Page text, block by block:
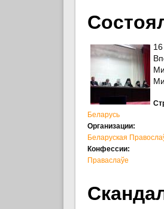
Беларусь
Организации:
Беларуская
Конфессии:
Праваслаўе